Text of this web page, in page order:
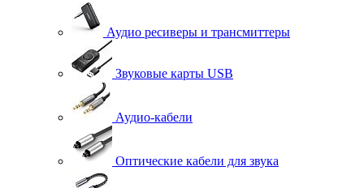
Аудио ресиверы и трансмиттеры
Звуковые карты USB
Аудио-кабели
Оптические кабели для звука